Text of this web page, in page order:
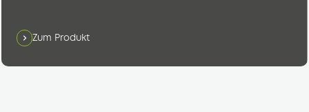
Zum Produkt